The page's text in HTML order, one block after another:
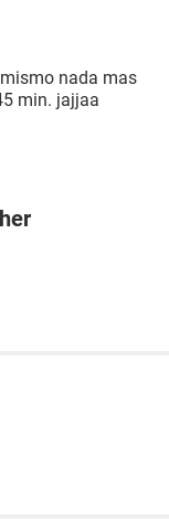
nada mas
min. jajjaa